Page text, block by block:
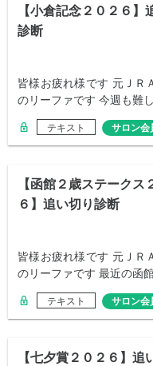
【小倉記念２０２６】
診断
皆様お疲れ様です 元ＪＲ
のリーファです 今週も難
テキスト サロン会
【函館２歳ステークス
６】追い切り診断
皆様お疲れ様です 元ＪＲ
のリーファです 最近の函
テキスト サロン会
【七夕賞２０２６】追